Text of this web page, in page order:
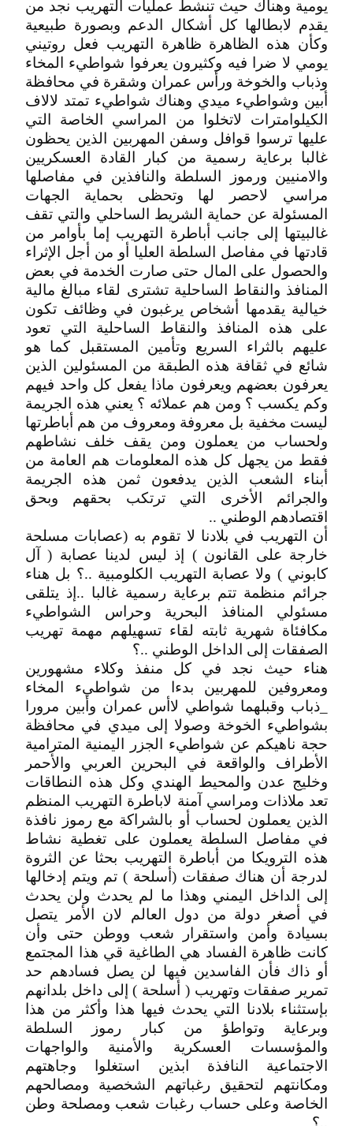
يومية وهناك حيث تنشط عمليات التهريب نجد من
يقدم لابطالها كل أشكال الدعم وبصورة طبيعية
وكأن هذه الظاهرة ظاهرة التهريب فعل روتيني
يومي لا ضرا فيه وكثيرون يعرفوا شواطيء المخاء
وذباب والخوخة ورأس عمران وشقرة في محافظة
أبين وشواطيء ميدي وهناك شواطيء تمتد لالاف
الكيلوامترات لاتخلوا من المراسي الخاصة التي
عليها ترسوا قوافل وسفن المهربين الذين يحظون
غالبا برعاية رسمية من كبار القادة العسكريين
والامنيين ورموز السلطة والنافذين في مفاصلها
مراسي لاحصر لها وتحظى بحماية الجهات
المسئولة عن حماية الشريط الساحلي والتي تقف
غالبيتها إلى جانب أباطرة التهريب إما بأوامر من
قادتها في مفاصل السلطة العليا أو من أجل الإثراء
والحصول على المال حتى صارت الخدمة في بعض
المنافذ والنقاط الساحلية تشترى لقاء مبالغ مالية
خيالية يقدمها أشخاص يرغبون في وظائف تكون
على هذه المنافذ والنقاط الساحلية التي تعود
عليهم بالثراء السريع وتأمين المستقبل كما هو
شائع في ثقافة هذه الطبقة من المسئولين الذين
يعرفون بعضهم ويعرفون ماذا يفعل كل واحد فيهم
وكم يكسب ؟ ومن هم عملائه ؟ يعني هذه الجريمة
ليست مخفية بل معروفة ومعروف من هم أباطرتها
ولحساب من يعملون ومن يقف خلف نشاطهم
فقط من يجهل كل هذه المعلومات هم العامة من
أبناء الشعب الذين يدفعون ثمن هذه الجريمة
والجرائم الأخرى التي ترتكب بحقهم وبحق
اقتصادهم الوطني ..
أن التهريب في بلادنا لا تقوم به (عصابات مسلحة
خارجة على القانون ) إذ ليس لدينا عصابة ( آل
كابوني ) ولا عصابة التهريب الكلومبية ..؟ بل هناء
جرائم منظمة تتم برعاية رسمية غالبا ..إذ يتلقى
مسئولي المنافذ البحرية وحراس الشواطيء
مكافئاة شهرية ثابته لقاء تسهيلهم مهمة تهريب
الصفقات إلى الداخل الوطني ..؟
هناء حيث نجد في كل منفذ وكلاء مشهورين
ومعروفين للمهربين بدءا من شواطيء المخاء
_ذباب وقبلهما شواطي لاأس عمران وأبين مرورا
بشواطيء الخوخة وصولا إلى ميدي في محافظة
حجة ناهيكم عن شواطيء الجزر اليمنية المترامية
الأطراف والواقعة في البحرين العربي والأحمر
وخليج عدن والمحيط الهندي وكل هذه النطاقات
تعد ملاذات ومراسي آمنة لاباطرة التهريب المنظم
الذين يعملون لحساب أو بالشراكة مع رموز نافذة
في مفاصل السلطة يعملون على تغطية نشاط
هذه الترويكا من أباطرة التهريب بحثا عن الثروة
لدرجة أن هناك صفقات (أسلحة ) تم ويتم إدخالها
إلى الداخل اليمني وهذا ما لم يحدث ولن يحدث
في أصغر دولة من دول العالم لان الأمر يتصل
بسيادة وأمن واستقرار شعب ووطن حتى وأن
كانت ظاهرة الفساد هي الطاغية قي هذا المجتمع
أو ذاك فأن الفاسدين فيها لن يصل فسادهم حد
تمرير صفقات وتهريب ( أسلحة ) إلى داخل بلدانهم
بإستثناء بلادنا التي يحدث فيها هذا وأكثر من هذا
وبرعاية وتواطؤ من كبار رموز السلطة
والمؤسسات العسكرية والأمنية والواجهات
الاجتماعية النافذة ابذين استغلوا وجاهتهم
ومكانتهم لتحقيق رغباتهم الشخصية ومصالحهم
الخاصة وعلى حساب رغبات شعب ومصلحة وطن
..؟